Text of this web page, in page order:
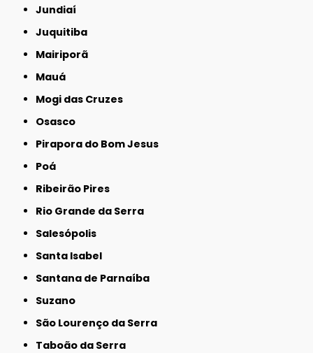
Jundiaí
Juquitiba
Mairiporã
Mauá
Mogi das Cruzes
Osasco
Pirapora do Bom Jesus
Poá
Ribeirão Pires
Rio Grande da Serra
Salesópolis
Santa Isabel
Santana de Parnaíba
Suzano
São Lourenço da Serra
Taboão da Serra